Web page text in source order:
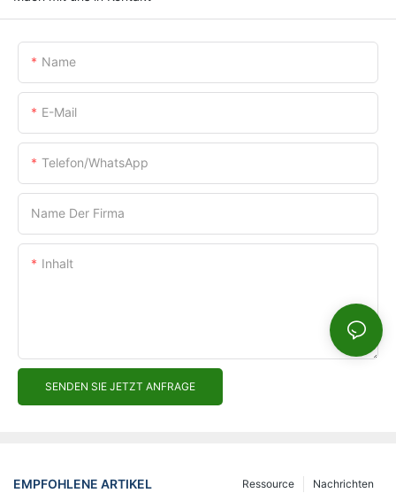
Name
E-Mail
Telefon/WhatsApp
Name Der Firma
Inhalt
SENDEN SIE JETZT ANFRAGE
EMPFOHLENE ARTIKEL Nachrichten
Ressource